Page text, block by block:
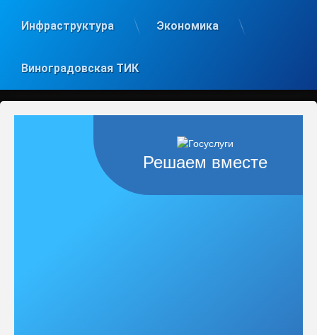
Инфраструктура Экономика
Виноградовская ТИК
Решаем вместе